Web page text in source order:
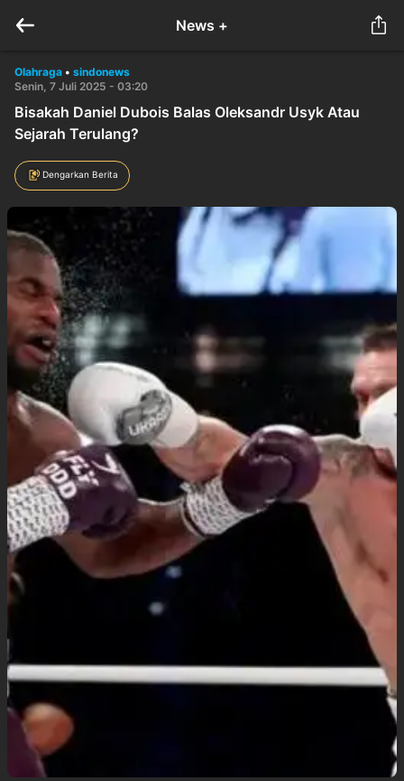
News +
Olahraga • sindonews
Senin, 7 Juli 2025 - 03:20
Bisakah Daniel Dubois Balas Oleksandr Usyk Atau
Sejarah Terulang?
Dengarkan Berita